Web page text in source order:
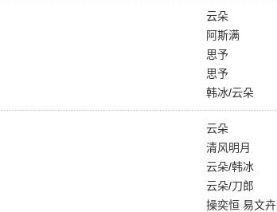
云朵
阿斯满
思予
思予
韩冰/云朵
云朵
清风明月
云朵/韩冰
云朵/刀郎
操奕恒 易文卉